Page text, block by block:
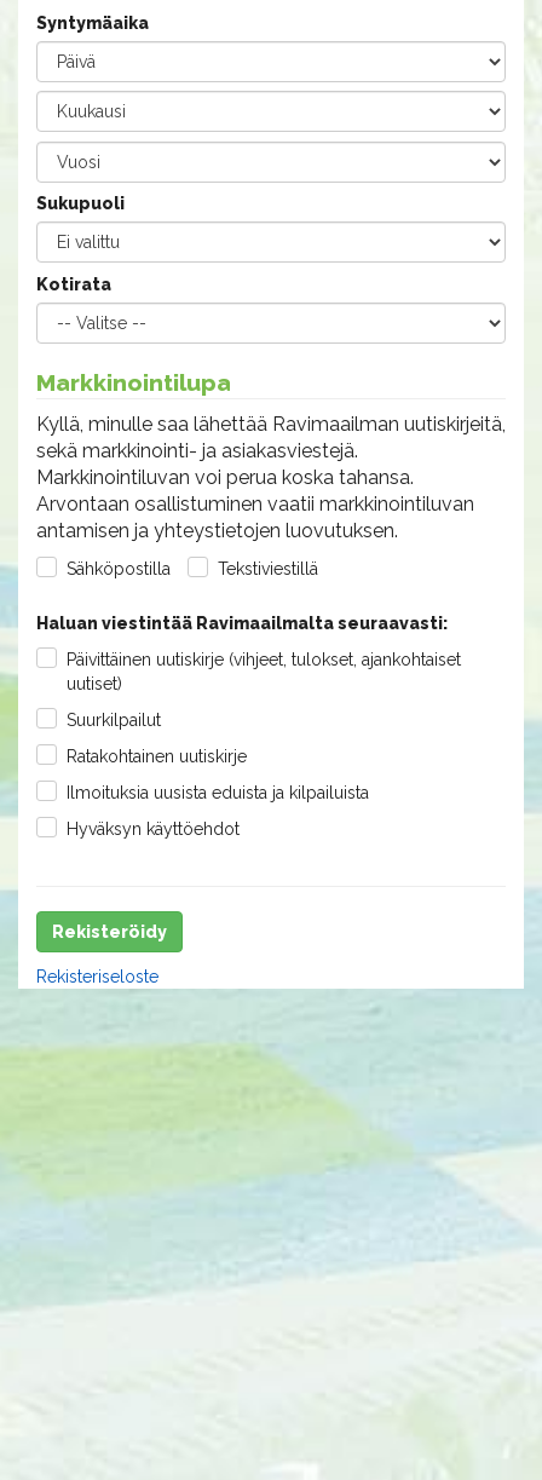
Syntymäaika
Sukupuoli
Kotirata
Markkinointilupa
Kyllä, minulle saa lähettää Ravimaailman uutiskirjeitä,
sekä markkinointi- ja asiakasviestejä.
Markkinointiluvan voi perua koska tahansa.
Arvontaan osallistuminen vaatii markkinointiluvan
antamisen ja yhteystietojen luovutuksen.
Sähköpostilla Tekstiviestillä
Haluan viestintää Ravimaailmalta seuraavasti:
Päivittäinen uutiskirje (vihjeet, tulokset, ajankohtaiset
uutiset)
Suurkilpailut
Ratakohtainen uutiskirje
Ilmoituksia uusista eduista ja kilpailuista
Hyväksyn käyttöehdot
Rekisteröidy
Rekisteriseloste